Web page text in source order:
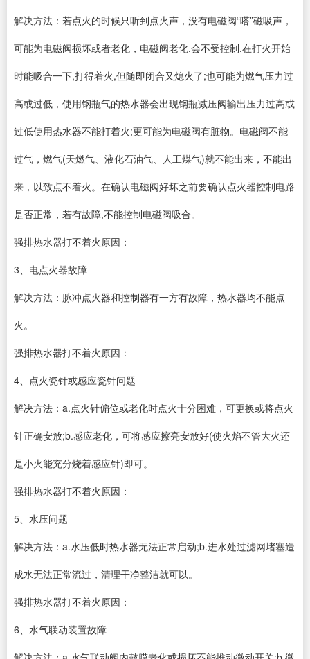
解决方法：若点火的时候只听到点火声，没有电磁阀“嗒”磁吸声，
可能为电磁阀损坏或者老化，电磁阀老化,会不受控制,在打火开始
时能吸合一下,打得着火,但随即闭合又熄火了;也可能为燃气压力过
高或过低，使用钢瓶气的热水器会出现钢瓶减压阀输出压力过高或
过低使用热水器不能打着火;更可能为电磁阀有脏物。电磁阀不能
过气，燃气(天燃气、液化石油气、人工煤气)就不能出来，不能出
来，以致点不着火。在确认电磁阀好坏之前要确认点火器控制电路
是否正常，若有故障,不能控制电磁阀吸合。
强排热水器打不着火原因：
3、电点火器故障
解决方法：脉冲点火器和控制器有一方有故障，热水器均不能点
火。
强排热水器打不着火原因：
4、点火瓷针或感应瓷针问题
解决方法：a.点火针偏位或老化时点火十分困难，可更换或将点火
针正确安放;b.感应老化，可将感应擦亮安放好(使火焰不管大火还
是小火能充分烧着感应针)即可。
强排热水器打不着火原因：
5、水压问题
解决方法：a.水压低时热水器无法正常启动;b.进水处过滤网堵塞造
成水无法正常流过，清理干净整洁就可以。
强排热水器打不着火原因：
6、水气联动装置故障